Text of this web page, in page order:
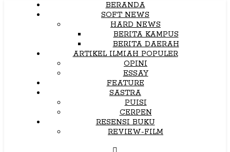
BERANDA
SOFT NEWS
HARD NEWS
BERITA KAMPUS
BERITA DAERAH
ARTIKEL ILMIAH POPULER
OPINI
ESSAY
FEATURE
SASTRA
PUISI
CERPEN
RESENSI BUKU
REVIEW-FILM